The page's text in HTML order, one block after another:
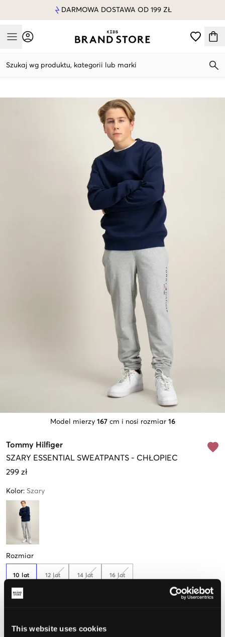
This website uses cookies
DARMOWA DOSTAWA OD 199 ZŁ
Mobile Menu
Szukaj wg produktu, kategorii lub marki
Model mierzy 167 cm i nosi rozmiar 16
Tommy Hilfiger
SZARY ESSENTIAL SWEATPANTS - CHŁOPIEC
299 zł
Kolor: Szary
Rozmiar
10 lat
Tylko
12 lat 14 lat 16 lat
Opinia o rozmiarze